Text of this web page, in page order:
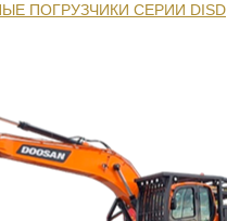
ПОГРУЗЧИКИ СЕРИИ DISD